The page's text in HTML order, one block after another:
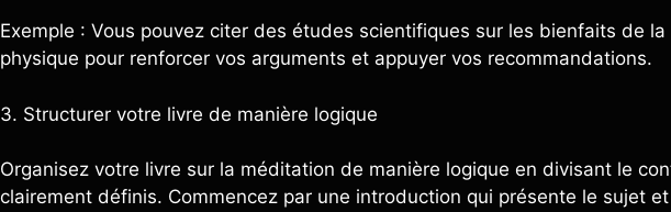
Exemple : Vous pouvez citer des études scientifiques sur les bienfaits de
physique pour renforcer vos arguments et appuyer vos recommandations.
3. Structurer votre livre de manière logique
Organisez votre livre sur la méditation de manière logique en divisant le
clairement définis. Commencez par une introduction qui présente le sujet